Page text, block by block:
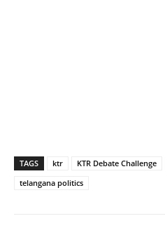
TAGS ktr KTR Debate Challenge
telangana politics